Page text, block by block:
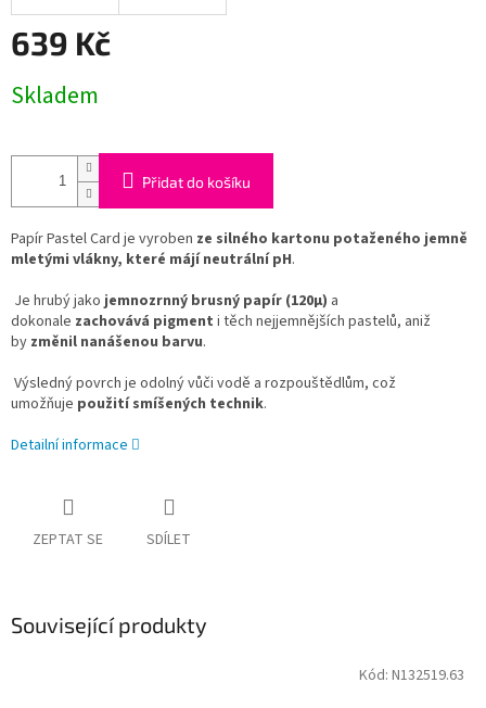
639 Kč
cena:
Skladem
Přidat do košíku
Papír Pastel Card je vyroben ze silného kartonu potaženého jemně
mletými vlákny, které májí neutrální pH.
Je hrubý jakojemnozrnný brusný papír (120µ) a
dokonale zachovává pigment i těch nejjemnějších pastelů, aniž
by změnil nanášenou barvu.
Výsledný povrch je odolný vůči vodě a rozpouštědlům, což
umožňuje použití smíšených technik.
Detailní informace
ZEPTAT SE SDÍLET
Související produkty
Kód: N132519.63